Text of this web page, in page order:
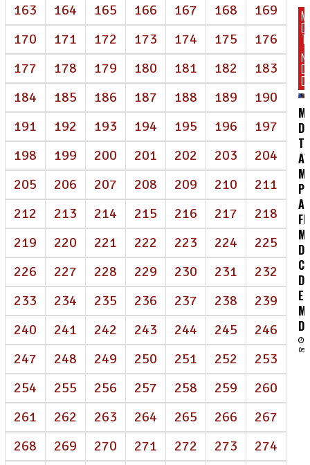
163
164 165 166 167 168
169
170
171 172 173 174 175
176
177
178 179 180 181 182
183
184
185 186 187 188 189
190
191
192 193 194 195 196
197
198
199 200 201 202 203
204
205
206 207 208 209 210
211
212
213 214 215 216 217
218
219
220 221 222 223 224
225
226
227 228 229 230 231
232
233
234 235 236 237 238
239
240
241 242 243 244 245
246
247
248 249 250 251 252
253
254
255 256 257 258 259
260
261
262 263 264 265 266
267
268
269 270 271 272 273
274
DE
DE
05/